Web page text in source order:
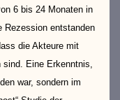
6 bis 24 Monaten in
Rezession entstanden
die Akteure mit
sind. Eine Erkenntnis,
war, sondern im